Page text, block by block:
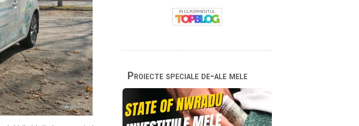
Proiecte speciale de-ale mele